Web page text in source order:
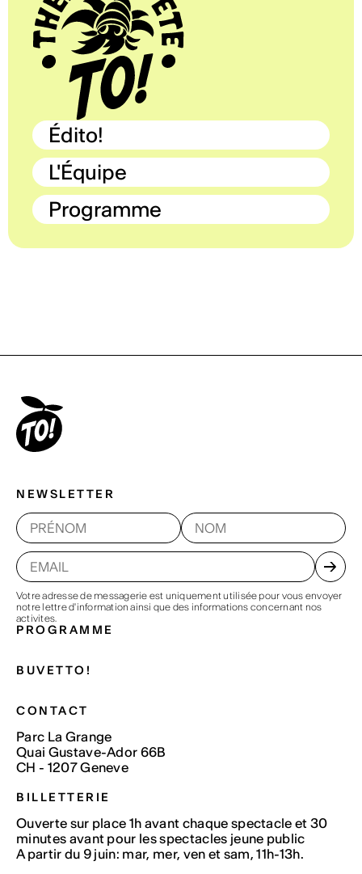
Édito!
L'Équipe
Programme
NEWSLETTER
Votre adresse de messagerie est uniquement utilisée pour vous envoyer
notre lettre d'information ainsi que des informations concernant nos
activites.
PROGRAMME
BUVETTO!
CONTACT
Parc La Grange
Quai Gustave-Ador 66B
CH - 1207 Geneve
BILLETTERIE
Ouverte sur place 1h avant chaque spectacle et 30
minutes avant pour les spectacles jeune public
A partir du 9 juin: mar, mer, ven et sam, 11h-13h.